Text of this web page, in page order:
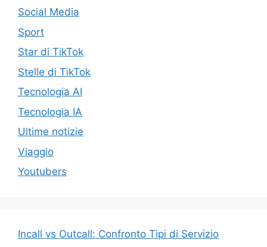
Social Media
Sport
Star di TikTok
Stelle di TikTok
Tecnologia AI
Tecnologia IA
Ultime notizie
Viaggio
Youtubers
Incall vs Outcall: Confronto Tipi di Servizio